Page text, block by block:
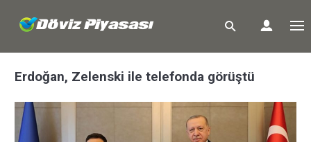
Erdoğan, Zelenski ile telefonda görüştü